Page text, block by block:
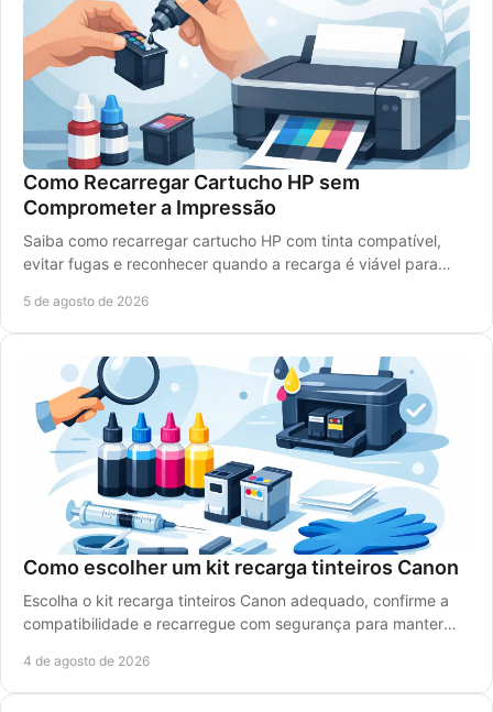
Como Recarregar Cartucho HP sem
Comprometer a Impressão
Saiba como recarregar cartucho HP com tinta compatível,
evitar fugas e reconhecer quando a recarga é viável para
5 de agosto de 2026
Como escolher um kit recarga tinteiros Canon
Escolha o kit recarga tinteiros Canon adequado, confirme a
compatibilidade e recarregue com segurança para manter
4 de agosto de 2026